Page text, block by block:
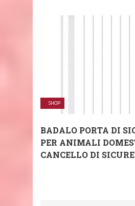
SHOP
BADALO PORTA DI
PER ANIMALI
CANCELLO DI